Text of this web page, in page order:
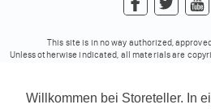
Willkommen bei Storeteller. In
This site is in no way authorized,
Unless otherwise indicated, all materials are
may be used for any purpose other than
trademarks mentioned on these pages belong to
rights intended.